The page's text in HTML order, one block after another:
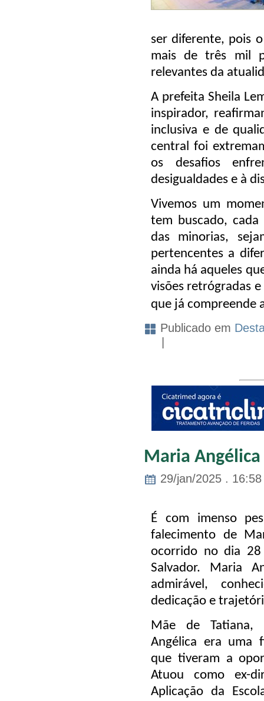
ser diferente, pois
mais de três mil
relevantes da
A prefeita Sheila
inspirador,
inclusiva e de
central foi
os desafios
desigualdades e à
Vivemos um
tem buscado,
das minorias,
pertencentes a
ainda há aqueles
visões retrógradas
que já compreende
Publicado em
|
Maria
29/jan/2025 . 16:58
É com imenso
falecimento de
ocorrido no dia
Salvador. Maria
admirável,
dedicação e
Mãe de
Angélica era uma
que tiveram a
Atuou como ex-
Aplicação da